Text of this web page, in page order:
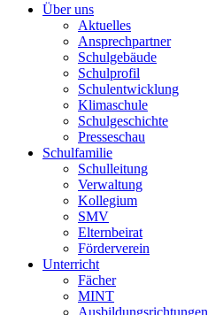
Über uns
Aktuelles
Ansprechpartner
Schulgebäude
Schulprofil
Schulentwicklung
Klimaschule
Schulgeschichte
Presseschau
Schulfamilie
Schulleitung
Verwaltung
Kollegium
SMV
Elternbeirat
Förderverein
Unterricht
Fächer
MINT